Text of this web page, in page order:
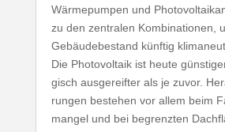
Wärme­pumpen und
zu den zentralen Kombi­na­tionen,
Gebäu­de­be­stand künftig
Die Photo­voltaik ist heute
gisch ausge­reifter als je zuvor.
rungen bestehen vor allem beim
mangel und bei begrenzten